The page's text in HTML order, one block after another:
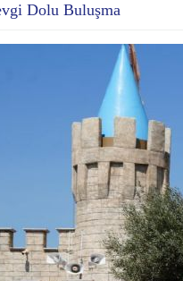
Dolu Buluşma